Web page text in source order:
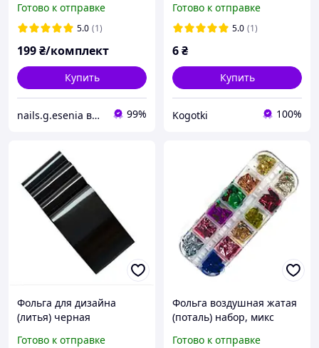
№4 Черный
Готово к отправке
5.0 (1)
199₴/комплект
Купить
nails.g.esenia все для маникюра 99%
Готово к отправке
5.0 (1)
6₴
Купить
Kogotki 100%
Фольга для дизайна
(литья) черная
Готово к отправке
Фольга воздушная жатая
(поталь) набор, микс
Готово к отправке